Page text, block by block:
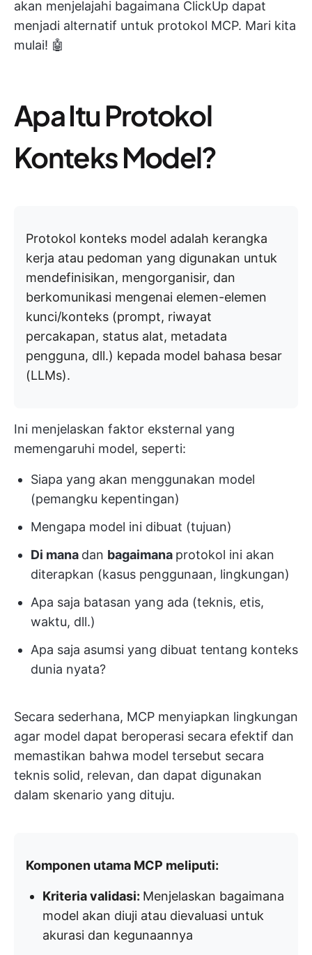
akan menjelajahi bagaimana ClickUp dapat
menjadi alternatif untuk protokol MCP. Mari kita
mulai! 🤖
Apa Itu Protokol
Konteks Model?
Protokol konteks model adalah kerangka
kerja atau pedoman yang digunakan untuk
mendefinisikan, mengorganisir, dan
berkomunikasi mengenai elemen-elemen
kunci/konteks (prompt, riwayat
percakapan, status alat, metadata
pengguna, dll.) kepada model bahasa besar
(LLMs).
Ini menjelaskan faktor eksternal yang
memengaruhi model, seperti:
Siapa yang akan menggunakan model
(pemangku kepentingan)
Mengapa model ini dibuat (tujuan)
Di mana dan bagaimana protokol ini akan
diterapkan (kasus penggunaan, lingkungan)
Apa saja batasan yang ada (teknis, etis,
waktu, dll.)
Apa saja asumsi yang dibuat tentang konteks
dunia nyata?
Secara sederhana, MCP menyiapkan lingkungan
agar model dapat beroperasi secara efektif dan
memastikan bahwa model tersebut secara
teknis solid, relevan, dan dapat digunakan
dalam skenario yang dituju.
Komponen utama MCP meliputi:
Kriteria validasi: Menjelaskan bagaimana
model akan diuji atau dievaluasi untuk
akurasi dan kegunaannya